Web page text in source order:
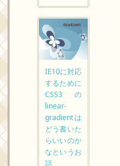
IE10に対応
するために
CSS3の
linear-
gradientは
どう書いた
らいいのか
なというお
話